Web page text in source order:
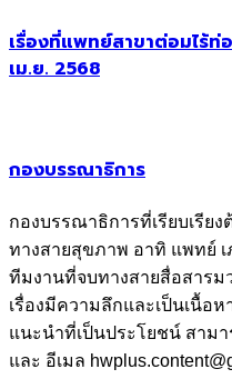
เรื่องที่แพทย์สาขาต่อมไร้
เม.ย. 2568
กองบรรณาธิการ
กองบรรณาธิการที่เรียบเรีย
ทางสายสุขภาพ อาทิ แพทย์
ทีมงานที่จบทางสายสื่อสารม
เรื่องมีความลึกและเป็นเนื้อ
แนะนำที่เป็นประโยชน์ สามา
และ อีเมล